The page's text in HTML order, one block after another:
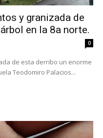
y granizada de
en la 8a norte.
0
de esta derribo un enorme
árbol en la 8a norte. Frente a la escuela Teodomiro Palacios...